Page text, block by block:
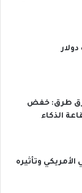
طرق: خفض
الذكاء
الأمريكي وتأثيره